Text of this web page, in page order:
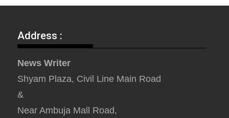
Address :
News Writer
Shyam Plaza, Civil Line Main Road
&
Near Ambuja Mall Road,